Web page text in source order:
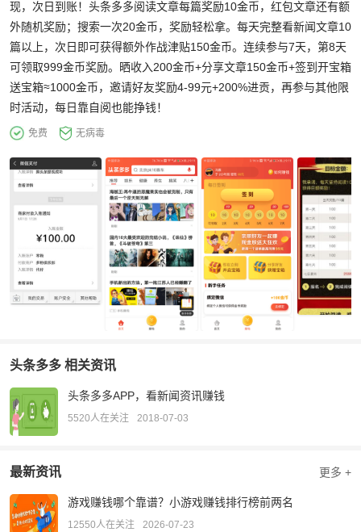
现，次日到账！头条多多阅读文章每篇奖励10金币，红包文章还有额
外随机奖励；搜索一次20金币，奖励轻松拿。每天完整看新闻文章10
篇以上，次日即可获得额外作战津贴150金币。连续参与7天，第8天
可领取999金币奖励。晒收入200金币+分享文章150金币+签到开宝箱
送宝箱≈1000金币，邀请好友奖励4-99元+200%进贡，再参与其他限
时活动，每日靠自阅也能挣钱！
免费 无病毒
头条多多 相关资讯
头条多多APP，看新闻资讯赚钱
5520人在关注 2018-07-03
最新资讯 更多 +
游戏赚钱哪个靠谱？小游戏赚钱排行榜前两名
12550人在关注 2026-07-23